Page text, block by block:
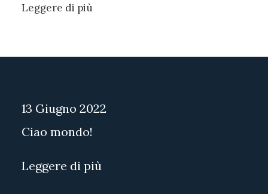
Leggere di più
13 Giugno 2022
Ciao mondo!
Leggere di più